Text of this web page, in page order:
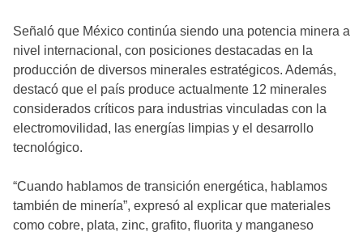
Señaló que México continúa siendo una potencia minera a
nivel internacional, con posiciones destacadas en la
producción de diversos minerales estratégicos. Además,
destacó que el país produce actualmente 12 minerales
considerados críticos para industrias vinculadas con la
electromovilidad, las energías limpias y el desarrollo
tecnológico.
“Cuando hablamos de transición energética, hablamos
también de minería”, expresó al explicar que materiales
como cobre, plata, zinc, grafito, fluorita y manganeso